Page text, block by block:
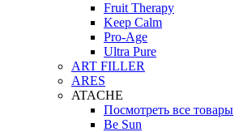
Fruit Therapy
Keep Calm
Pro‑Age
Ultra Pure
ART FILLER
ARES
ATACHE
Посмотреть все товары
Be Sun